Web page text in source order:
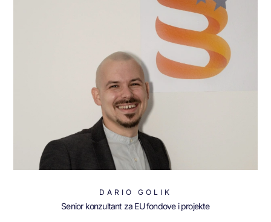
DARIO GOLIK
Senior konzultant za EU fondove i projekte